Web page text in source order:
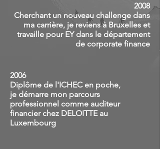
2008
Cherchant un nouveau challenge dans
ma carrière, je reviens à Bruxelles et
travaille pour EY dans le département
de corporate finance
2006
Diplôme de l'ICHEC en poche,
je démarre mon parcours
professionnel comme auditeur
financier chez DELOITTE au
Luxembourg